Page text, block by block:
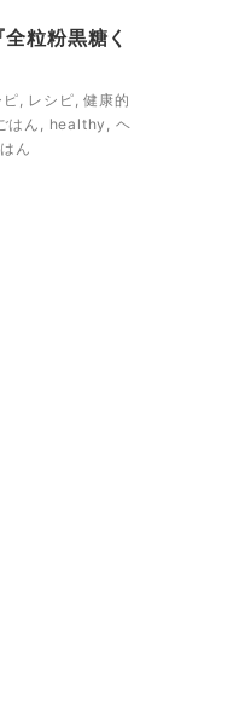
粒粉黒糖く
ピ, レシピ,健康的
はん , healthy , ヘ
ん